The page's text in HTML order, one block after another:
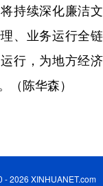
持续深化廉洁
、业务运行全
行，为地方经
（陈华森）
- 2026